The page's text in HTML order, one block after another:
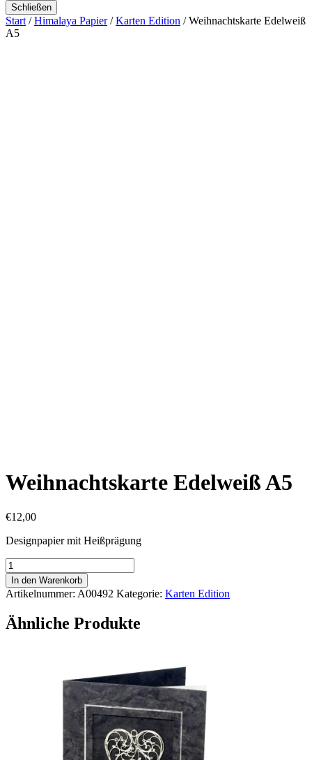
Schließen
Start /Himalaya Papier/Karten Edition / Weihnachtskarte Edelweiß
A5
Weihnachtskarte Edelweiß A5
€12,00
Designpapier mit Heißprägung
Weihnachtskarte
Edelweiß
A5
Menge
In den Warenkorb
Artikelnummer: A00492 Kategorie: Karten Edition
Ähnliche Produkte